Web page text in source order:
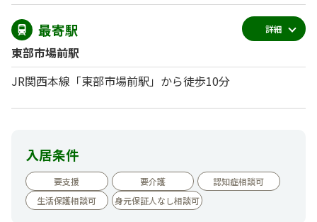
最寄駅
東部市場前駅
JR関西本線「東部市場前駅」から徒歩10分
詳細
入居条件
要支援 要介護
認知症相談可
生活保護相談可
身元保証人なし相談可